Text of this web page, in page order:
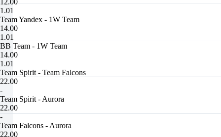
12.00
1.01
Team Yandex - 1W Team
14.00
1.01
BB Team - 1W Team
14.00
1.01
Team Spirit - Team Falcons
22.00
-
Team Spirit - Aurora
22.00
-
Team Falcons - Aurora
22.00